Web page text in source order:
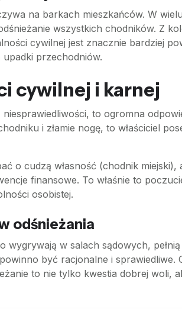
na barkach mieszkańców. W
wszystkich chodników. Z
cywilnej jest znacznie bardziej
przechodniów.
cywilnej i karnej
to ogromna
i złamie nogę, to właściciel
o cudzą własność (chodnik
finansowe. To właśnie to
osobistej.
odśnieżania
wygrywają w salach sądowych,
być racjonalne i sprawiedliwe.
to nie tylko kwestia dobrej woli,